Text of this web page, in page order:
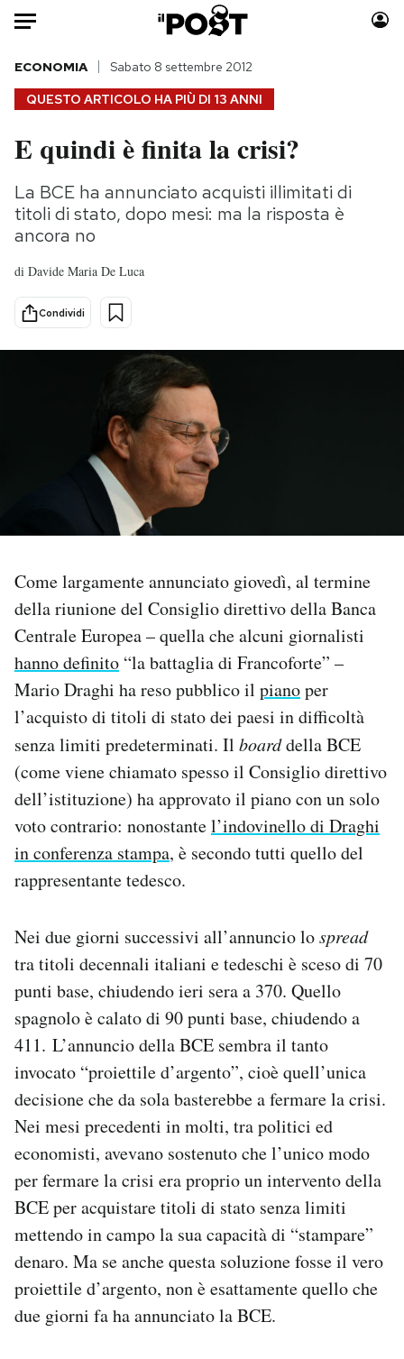
Auto
HOME
Italia
Politica
Scienza
Cultura
Economia
Moda
Consumismi
Storie/Idee
NEWSLETTER
SHOP
CALENDARIO
AREA PERSONALE
Area Personale
Newsletter
Notifiche mobile
Regala il Post
QUESTO ARTICOLO HA PIÙ DI 13 ANNI
ECONOMIA Sabato 8 settembre 2012
E quindi è finita la crisi?
La BCE ha annunciato acquisti illimitati di
titoli di stato, dopo mesi: ma la risposta è
ancora no
di Davide Maria De Luca
Condividi
Come largamente annunciato giovedì, al termine
della riunione del Consiglio direttivo della Banca
Centrale Europea – quella che alcuni giornalisti
hanno definito “la battaglia di Francoforte” –
Mario Draghi ha reso pubblico il pianoper
l’acquisto di titoli di stato dei paesi in difficoltà
senza limiti predeterminati. Il boarddella BCE
(come viene chiamato spesso il Consiglio direttivo
dell’istituzione) ha approvato il piano con un solo
voto contrario: nonostantel’indovinello di Draghi
in conferenza stampa, è secondo tutti quello del
rappresentante tedesco.
Nei due giorni successivi all’annuncio lospread
tra titoli decennali italiani e tedeschi è sceso di 70
punti base, chiudendo ieri sera a 370. Quello
spagnolo è calato di 90 punti base, chiudendo a
411. L’annuncio della BCE sembra il tanto
invocato “proiettile d’argento”, cioè quell’unica
decisione che da sola basterebbe a fermare la crisi.
Nei mesi precedenti in molti, tra politici ed
economisti, avevano sostenuto che l’unico modo
per fermare la crisi era proprio un intervento della
BCE per acquistare titoli di stato senza limiti
mettendo in campo la sua capacità di “stampare”
denaro. Ma se anche questa soluzione fosse il vero
proiettile d’argento, non è esattamente quello che
due giorni fa ha annunciato la BCE.